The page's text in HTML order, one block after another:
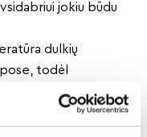
jokiu būdu
dulkių
todėl
intensyvesnis,
patalpas ir